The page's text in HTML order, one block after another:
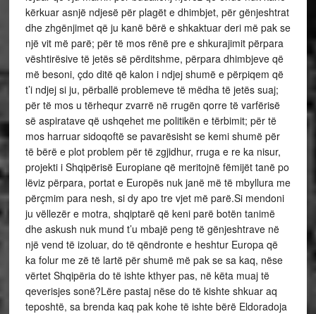
kërkuar asnjë ndjesë për plagët e dhimbjet, për gënjeshtrat
dhe zhgënjimet që ju kanë bërë e shkaktuar deri më pak se
një vit më parë; për të mos rënë pre e shkurajimit përpara
vështirësive të jetës së përditshme, përpara dhimbjeve që
më besoni, çdo ditë që kalon i ndjej shumë e përpiqem që
t’i ndjej si ju, përballë problemeve të mëdha të jetës suaj;
për të mos u tërhequr zvarrë në rrugën qorre të varfërisë
së aspiratave që ushqehet me politikën e tërbimit; për të
mos harruar sidoqoftë se pavarësisht se kemi shumë për
të bërë e plot problem për të zgjidhur, rruga e re ka nisur,
projekti i Shqipërisë Europiane që meritojnë fëmijët tanë po
lëviz përpara, portat e Europës nuk janë më të mbyllura me
përçmim para nesh, si dy apo tre vjet më parë.Si mendoni
ju vëllezër e motra, shqiptarë që keni parë botën tanimë
dhe askush nuk mund t’u mbajë peng të gënjeshtrave në
një vend të izoluar, do të qëndronte e heshtur Europa që
ka folur me zë të lartë për shumë më pak se sa kaq, nëse
vërtet Shqipëria do të ishte kthyer pas, në këta muaj të
qeverisjes sonë?Lëre pastaj nëse do të kishte shkuar aq
teposhtë, sa brenda kaq pak kohe të ishte bërë Eldoradoja